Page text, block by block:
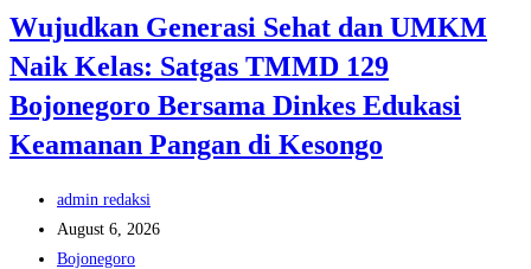
Bojonegoro
Hadirkan
KB
Gratis
Wujudkan Generasi Sehat dan UMKM
Naik Kelas: Satgas TMMD 129
Bojonegoro Bersama Dinkes Edukasi
Keamanan Pangan di Kesongo
Post
author:
admin redaksi
Post
published:
August 6, 2026
Post
Bojonegoro